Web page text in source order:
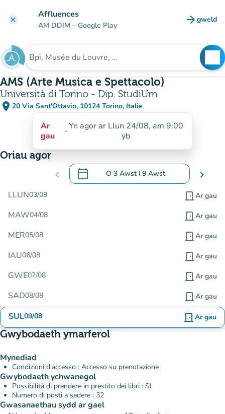
clear Affluences
AM DDIM – Google Play arrow_forward gweld
(tab
Chwilio am sefydliad
AMS (Arte Musica e Spettacolo)
Università di Torino - Dip. StudiUm
place 20 Via Sant'Ottavio, 10124 Torino, Italie
(agor yn Google Maps)
(tab newydd)
Ar
gau
-Yn agor ar Llun 24/08, am 9:00
yb
Oriau agor
chevron_left calendar_today O 3 Awst i 9 Awst
.Agor y calendr i newid dyddiadau chevron_right
LLUN03/08 door_front Ar gau
MAW04/08 door_front Ar gau
MER05/08 door_front Ar gau
IAU06/08 door_front Ar gau
GWE07/08 door_front Ar gau
SAD08/08 door_front Ar gau
SUL09/08 door_front Ar gau
Gwybodaeth ymarferol
Mynediad
Condizioni d'accesso : Accesso su prenotazione
Gwybodaeth ychwanegol
Possibilità di prendere in prestito dei libri : SI
Numero di posti a sedere : 32
Gwasanaethau sydd ar gael